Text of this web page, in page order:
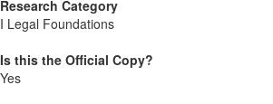
Research Category
I Legal Foundations
Is this the Official Copy?
Yes